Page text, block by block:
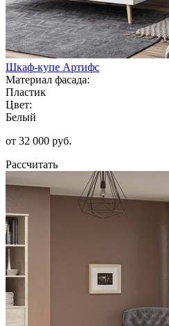
Шкаф-купе Артифс
Материал фасада:
Пластик
Цвет:
Белый
от 32 000 руб.
Рассчитать